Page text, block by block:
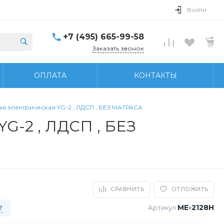
Войти
+7 (495) 665-99-58
Заказать звонок
ОПЛАТА КОНТАКТЫ
электрическая YG-2 , ЛДСП , БЕЗ МАТРАСА
2 , ЛДСП , БЕЗ
СРАВНИТЬ ОТЛОЖИТЬ
Артикул:ME-2128Н